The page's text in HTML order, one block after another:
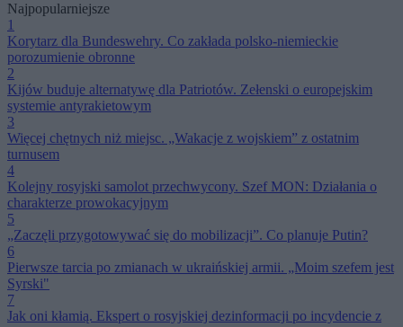
Najpopularniejsze
1
Korytarz dla Bundeswehry. Co zakłada polsko-niemieckie
porozumienie obronne
2
Kijów buduje alternatywę dla Patriotów. Zełenski o europejskim
systemie antyrakietowym
3
Więcej chętnych niż miejsc. „Wakacje z wojskiem” z ostatnim
turnusem
4
Kolejny rosyjski samolot przechwycony. Szef MON: Działania o
charakterze prowokacyjnym
5
„Zaczęli przygotowywać się do mobilizacji”. Co planuje Putin?
6
Pierwsze tarcia po zmianach w ukraińskiej armii. „Moim szefem jest
Syrski"
7
Jak oni kłamią. Ekspert o rosyjskiej dezinformacji po incydencie z